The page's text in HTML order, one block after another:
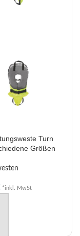
Turn
Größen
*inkl. MwSt